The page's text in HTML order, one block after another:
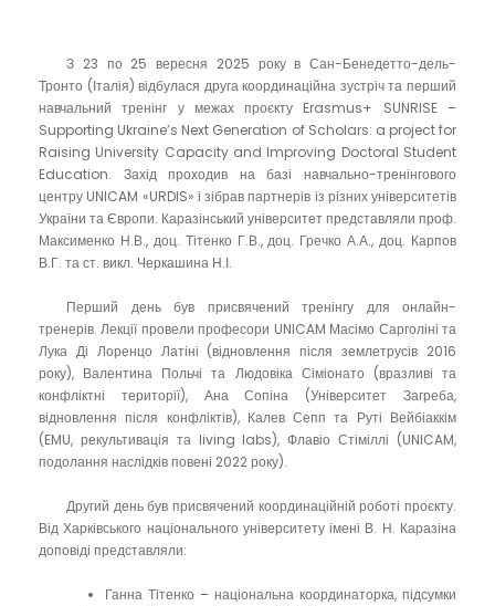
З 23 по 25 вересня 2025 року в Сан-Бенедетто-дель-
Тронто (Італія) відбулася друга координаційна зустріч та перший
навчальний тренінг у межах проєкту Erasmus+ SUNRISE –
Supporting Ukraine’s Next Generation of Scholars: a project for
Raising University Capacity and Improving Doctoral Student
Education. Захід проходив на базі навчально-тренінгового
центру UNICAM «URDIS» і зібрав партнерів із різних університетів
України та Європи. Каразінський університет представляли проф.
Максименко Н.В., доц. Тітенко Г.В., доц. Гречко А.А., доц. Карпов
В.Г. та ст. викл. Черкашина Н.І.
Перший день був присвячений тренінгу для онлайн-
тренерів. Лекції провели професори UNICAM Масімо Сарголіні та
Лука Ді Лоренцо Латіні (відновлення після землетрусів 2016
року), Валентина Польчі та Людовіка Сіміонато (вразливі та
конфліктні території), Ана Сопіна (Університет Загреба,
відновлення після конфліктів), Калев Сепп та Руті Вейбіаккім
(EMU, рекультивація та living labs), Флавіо Стіміллі (UNICAM,
подолання наслідків повені 2022 року).
Другий день був присвячений координаційній роботі проєкту.
Від Харківського національного університету імені В. Н. Каразіна
доповіді представляли:
Ганна Тітенко – національна координаторка, підсумки